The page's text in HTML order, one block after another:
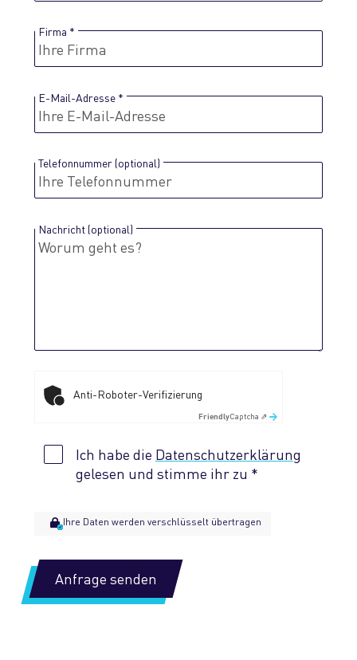
Firma
E-Mail-Adresse
Telefonnummer (optional)
Nachricht (optional)
Anti-Roboter-Verifizierung
FriendlyCaptcha ⇗
Ich habe die Datenschutz­erklärung
gelesen und stimme ihr zu
Ihre Daten werden verschlüsselt übertragen
Anfrage senden